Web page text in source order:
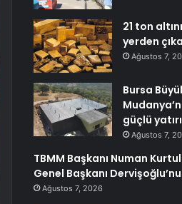
21 ton
yerden
Ağustos 7,
Bursa
güçlü
Ağustos 7,
TBMM Başkanı Numan
Genel Başkanı
Ağustos 7, 2026